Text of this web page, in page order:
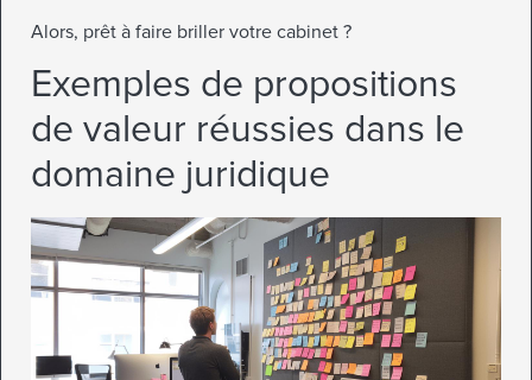
Alors, prêt à faire briller votre cabinet ?
Exemples de propositions
de valeur réussies dans le
domaine juridique